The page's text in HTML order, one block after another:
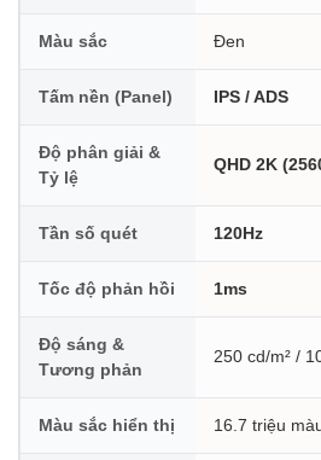
Màu sắc Đen
Tấm nền (Panel) IPS / ADS
Độ phân giải &
Tỷ lệ
QHD 2K
Tần số quét 120Hz
Tốc độ phản hồi 1ms
Độ sáng &
Tương phản
250 cd/m² /
Màu sắc hiển thị 16.7 triệu